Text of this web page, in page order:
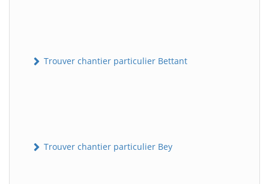
Trouver chantier particulier Bettant
Trouver chantier particulier Bey